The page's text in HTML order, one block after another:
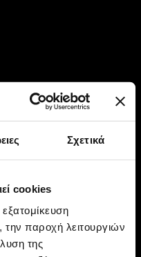
Σχετικά
cookies
την παροχή λειτουργιών
της